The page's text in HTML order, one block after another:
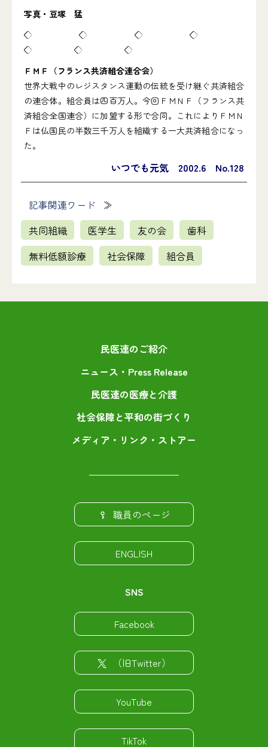
写真・豆塚 猛
◇ ◇ ◇ ◇
◇ ◇ ◇
ＦＭＦ（フランス共済組合連合会）
世界大戦中のレジスタンス運動の伝統を受け継ぐ共済組合
の連合体。組合員は四百万人。今回ＦＭＮＦ（フランス共
済組合全国連合）に加盟する形で合同。これによりＦＭＮ
Ｆは仏国民の半数三千万人を組織する一大共済組合になっ
た。
いつでも元気 2002.6 No.128
記事関連ワード
共同組織
医学生 友の会
歯科
無料低額診療
社会保障 組合員
民医連のご紹介
ニュース・Press Release
民医連の医療と介護
社会保障と平和の街づくり
メディア・リンク・ストアー
職員のページ
ENGLISH
SNS
Facebook
（旧Twitter）
YouTube
TikTok